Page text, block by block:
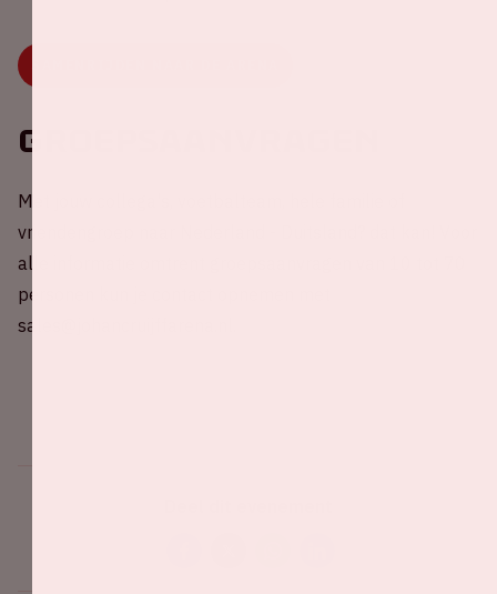
Groepsaanvragen
Met jouw collega's, voetbalteam, hele familie of
vriendengroep naar Nederland - Duitsland? dat kan! Voor
alle informatie omtrent groepsaanvragen van 10 tot 70
personen kun je contact opnemen met
sales@johancruijffarena.nl.